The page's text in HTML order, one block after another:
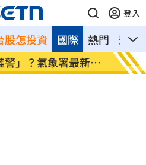
登入
股怎投資 熱門 影音
國際
警」？氣象署最新說
路邊
彩」